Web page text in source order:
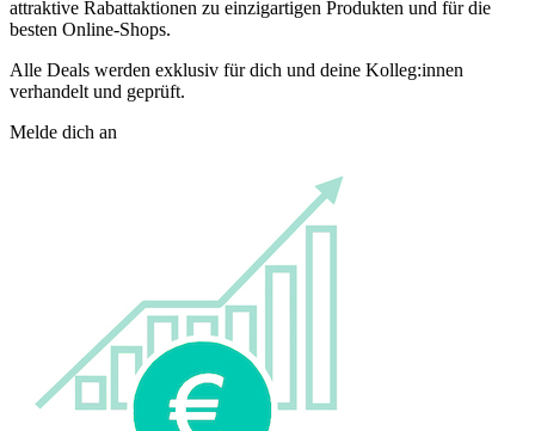
attraktive Rabattaktionen zu einzigartigen Produkten und für die
besten Online-Shops.
Alle Deals werden exklusiv für dich und deine Kolleg:innen
verhandelt und geprüft.
Melde dich an